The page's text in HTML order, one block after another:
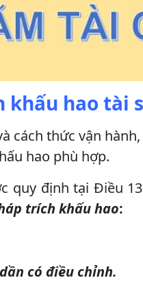
hao tài
cách thức vận
hao phù hợp.
quy định tại Điều
trích khấu hao:
có điều chỉnh.